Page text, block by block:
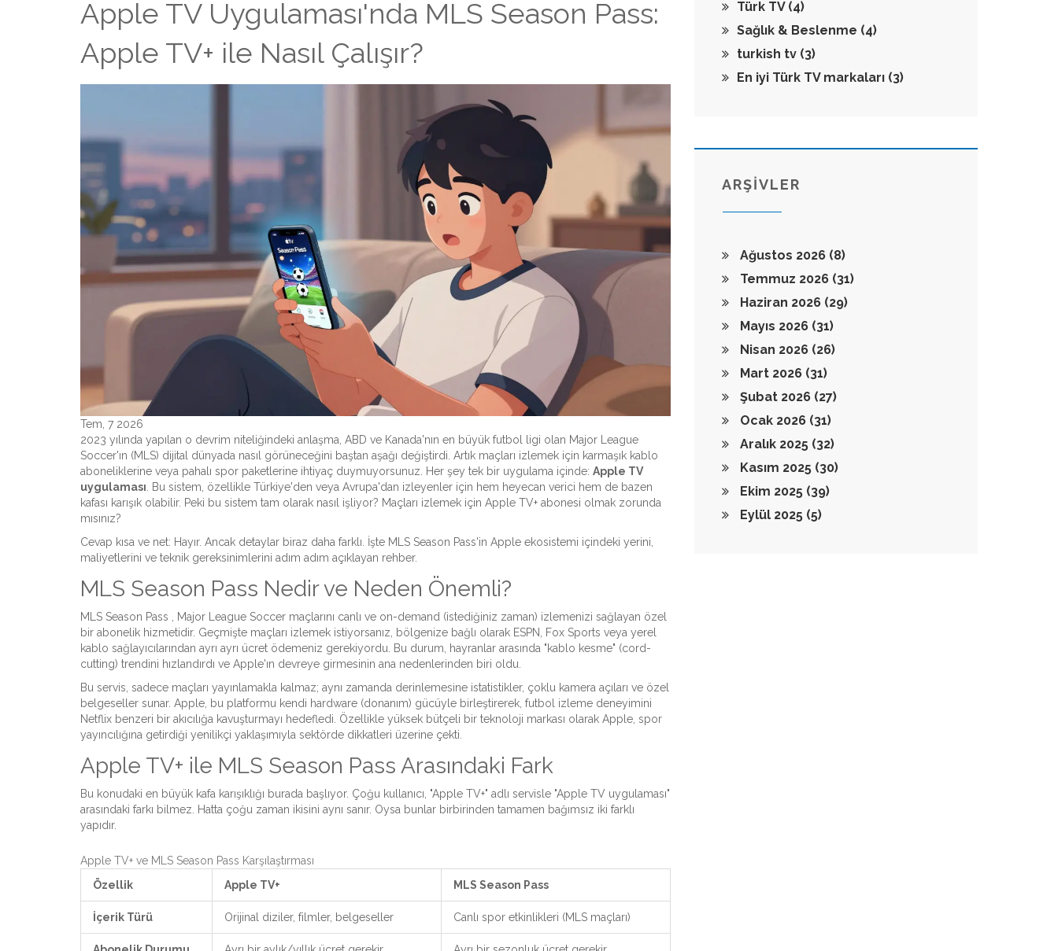
Apple TV Uygulaması'nda MLS Season Pass:
Apple TV+ ile Nasıl Çalışır?
Tem, 7 2026
2023 yılında yapılan o devrim niteliğindeki anlaşma, ABD ve Kanada'nın en büyük futbol ligi olan Major League
Soccer'ın (MLS) dijital dünyada nasıl görüneceğini baştan aşağı değiştirdi. Artık maçları izlemek için karmaşık kablo
aboneliklerine veya pahalı spor paketlerine ihtiyaç duymuyorsunuz. Her şey tek bir uygulama içinde: Apple TV
uygulaması . Bu sistem, özellikle Türkiye'den veya Avrupa'dan izleyenler için hem heyecan verici hem de bazen
kafası karışık olabilir. Peki bu sistem tam olarak nasıl işliyor? Maçları izlemek için Apple TV+ abonesi olmak zorunda
mısınız?
Cevap kısa ve net: Hayır. Ancak detaylar biraz daha farklı. İşte MLS Season Pass'in Apple ekosistemi içindeki yerini,
maliyetlerini ve teknik gereksinimlerini adım adım açıklayan rehber.
MLS Season Pass Nedir ve Neden Önemli?
MLS Season Pass
, Major League Soccer maçlarını canlı ve on-demand (istediğiniz zaman) izlemenizi sağlayan özel
bir abonelik hizmetidir. Geçmişte maçları izlemek istiyorsanız, bölgenize bağlı olarak ESPN, Fox Sports veya yerel
kablo sağlayıcılarından ayrı ayrı ücret ödemeniz gerekiyordu. Bu durum, hayranlar arasında "kablo kesme" (cord-
cutting) trendini hızlandırdı ve Apple'ın devreye girmesinin ana nedenlerinden biri oldu.
Bu servis, sadece maçları yayınlamakla kalmaz; aynı zamanda derinlemesine istatistikler, çoklu kamera açıları ve özel
belgeseller sunar. Apple, bu platformu kendi hardware (donanım) gücüyle birleştirerek, futbol izleme deneyimini
Netflix benzeri bir akıcılığa kavuşturmayı hedefledi. Özellikle yüksek bütçeli bir teknoloji markası olarak Apple, spor
yayıncılığına getirdiği yenilikçi yaklaşımıyla sektörde dikkatleri üzerine çekti.
Apple TV+ ile MLS Season Pass Arasındaki Fark
Bu konudaki en büyük kafa karışıklığı burada başlıyor. Çoğu kullanıcı, "Apple TV+" adlı servisle "Apple TV uygulaması"
arasındaki farkı bilmez. Hatta çoğu zaman ikisini aynı sanır. Oysa bunlar birbirinden tamamen bağımsız iki farklı
yapıdır.
Apple TV+ ve MLS Season Pass Karşılaştırması
Özellik
Apple TV+ MLS Season Pass
İçerik Türü Orijinal diziler, filmler, belgeseller Canlı spor etkinlikleri (MLS maçları)
Türk TV (4)
Sağlık & Beslenme (4)
turkish tv (3)
En iyi Türk TV markaları (3)
ARŞİVLER
Ağustos 2026 (8)
Temmuz 2026 (31)
Haziran 2026 (29)
Mayıs 2026 (31)
Nisan 2026 (26)
Mart 2026 (31)
Şubat 2026 (27)
Ocak 2026 (31)
Aralık 2025 (32)
Kasım 2025 (30)
Ekim 2025 (39)
Eylül 2025 (5)